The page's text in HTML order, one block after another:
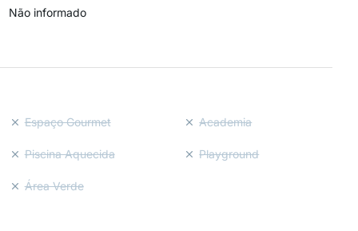
Não informado
Espaço Gourmet Academia
Piscina Aquecida Playground
Área Verde